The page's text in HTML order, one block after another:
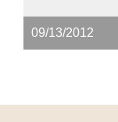
09/13/2012